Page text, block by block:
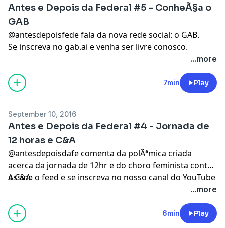
Antes e Depois da Federal #5 - ConheÃ§a o
GAB
@antesdepoisfede fala da nova rede social: o GAB.
Se inscreva no gab.ai e venha ser livre conosco.
...more
7min Play
September 10, 2016
Antes e Depois da Federal #4 - Jornada de
12 horas e C&A
@antesdepoisdafe comenta da polÃªmica criada
acerca da jornada de 12hr e do choro feminista contra
a C&A.
Assine o feed e se inscreva no nosso canal do YouTube
...more
6min Play